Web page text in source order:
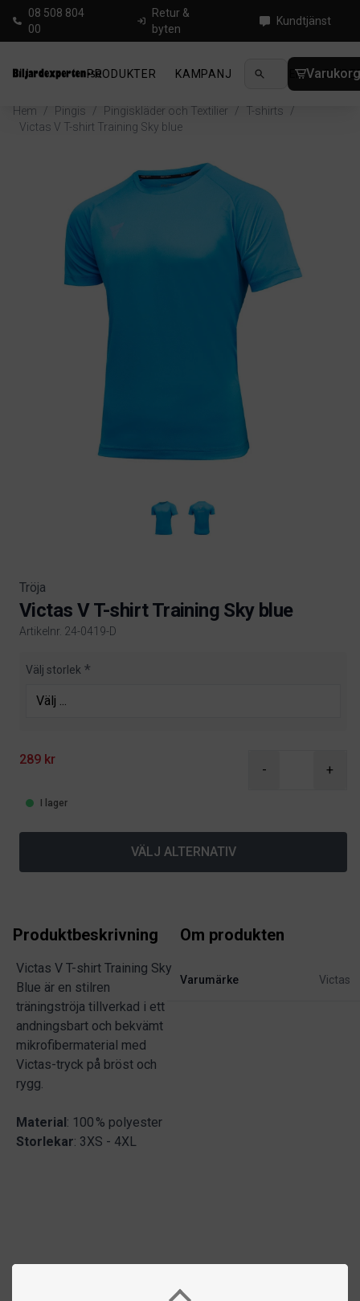
08 508 804
00
Retur &
byten
Kundtjänst
PRODUKTER KAMPANJ NYHETER
Hem / Pingis / Pingiskläder och Textilier / T-shirts
/
Victas V T-shirt Training Sky blue
Tröja
Victas V T-shirt Training Sky blue
Artikelnr. 24-0419-D
Product information
Välj storlek
289 kr
- +
I lager
VÄLJ ALTERNATIV
Produktbeskrivning
Victas V T-shirt Training Sky
Blue är en stilren
träningströja tillverkad i ett
andningsbart och bekvämt
mikrofibermaterial med
Victas-tryck på bröst och
rygg.
Material: 100 % polyester
Storlekar: 3XS - 4XL
Om produkten
Varumärke Victas